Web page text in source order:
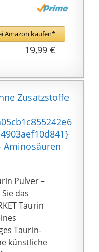
auch in
oder
An
Mahlzeit
werden.
Sehr gut
OHNE
L
Amazon kaufen*
19,99 €
Zusatzstoffe
Aminosäuren
Pulver –
das
Taurin
Taurin-
künstliche